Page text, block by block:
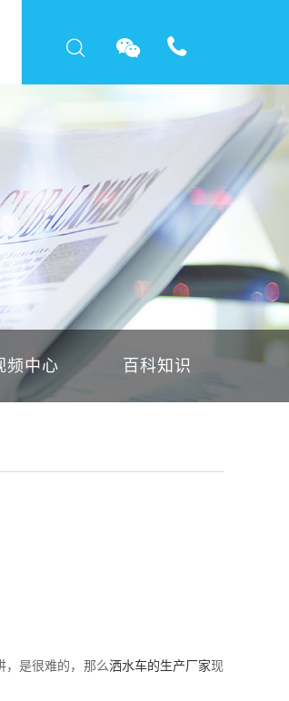
频中心 百科知识
是很难的，那么洒水车的生产厂家现